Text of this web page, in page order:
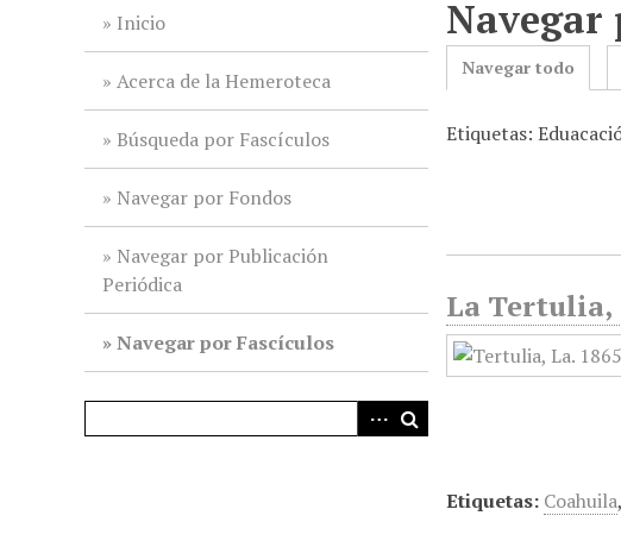
Inicio
Acerca de la Hemeroteca
Búsqueda por Fascículos
Navegar por Fondos
Navegar por Publicación
Periódica
Navegar por Fascículos
Navegar
Navegar todo
Etiquetas:
La Tertulia,
Etiquetas: Coahuila,